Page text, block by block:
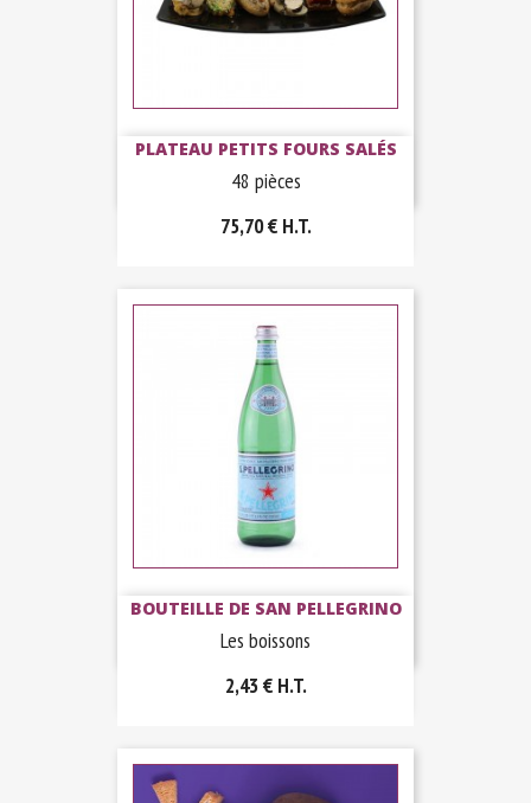
PLATEAU PETITS FOURS SALÉS
48 pièces
75,70 € H.T.
BOUTEILLE DE SAN PELLEGRINO
Les boissons
2,43 € H.T.